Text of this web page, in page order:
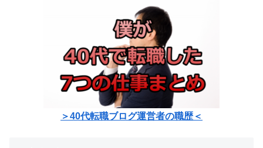
＞40代転職ブログ運営者の職歴＜